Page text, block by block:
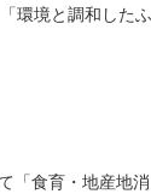
環境と調和した
食育・地産地